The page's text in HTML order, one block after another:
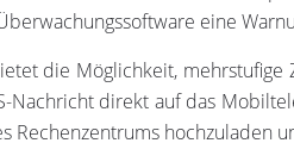
eine
die Möglichkeit,
Nachricht direkt auf das
Rechenzentrums hochzuladen